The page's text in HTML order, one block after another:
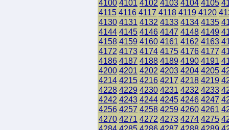
4100 4101 4102 4103 4104 4105
4115 4116 4117 4118 4119 4120
4130 4131 4132 4133 4134 4135
4144 4145 4146 4147 4148 4149
4158 4159 4160 4161 4162 4163
4172 4173 4174 4175 4176 4177
4186 4187 4188 4189 4190 4191
4200 4201 4202 4203 4204 4205
4214 4215 4216 4217 4218 4219
4228 4229 4230 4231 4232 4233
4242 4243 4244 4245 4246 4247
4256 4257 4258 4259 4260 4261
4270 4271 4272 4273 4274 4275